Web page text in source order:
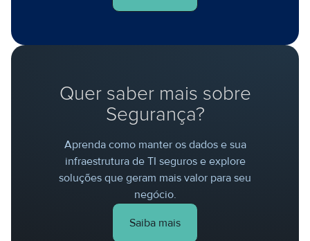
Quer saber mais sobre
Segurança?
Aprenda como manter os dados e sua
infraestrutura de TI seguros e explore
soluções que geram mais valor para seu
negócio.
Saiba mais